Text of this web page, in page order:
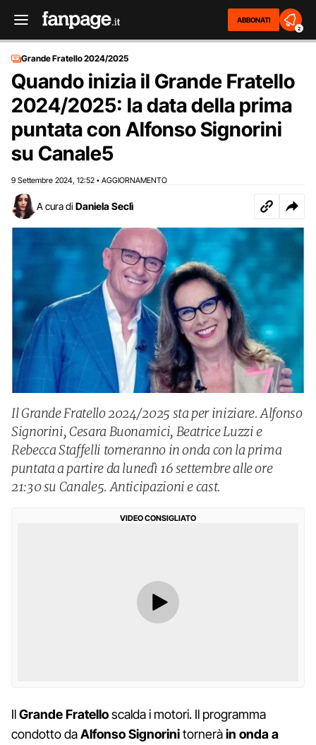
ABBONATI
2
Grande Fratello 2024/2025
Quando inizia il Grande Fratello
2024/2025: la data della prima
puntata con Alfonso Signorini
su Canale5
9 Settembre 2024 12:52 • AGGIORNAMENTO
A cura di Daniela Seclì
Il Grande Fratello 2024/2025 sta per iniziare. Alfonso
Signorini, Cesara Buonamici, Beatrice Luzzi e
Rebecca Staffelli torneranno in onda con la prima
puntata a partire da lunedì 16 settembre alle ore
21:30 su Canale5. Anticipazioni e cast.
VIDEO CONSIGLIATO
IlGrande Fratelloscalda i motori. Il programma
condotto daAlfonso Signorinitorneràin onda a